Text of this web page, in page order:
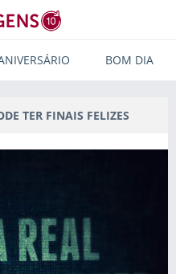
BOM DIA
TER FINAIS FELIZES